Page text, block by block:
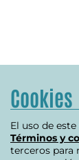
Cookies
El uso de
Términos y
terceros para